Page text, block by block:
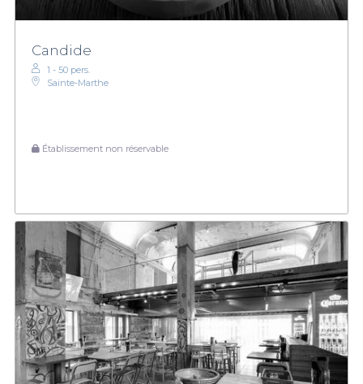
Candide
1 - 50 pers.
Sainte-Marthe
Établissement non réservable